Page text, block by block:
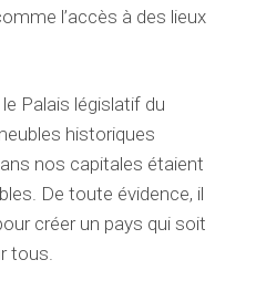
l’accès à des lieux
Palais législatif du
historiques
nos capitales étaient
De toute évidence, il
créer un pays qui soit
tous.